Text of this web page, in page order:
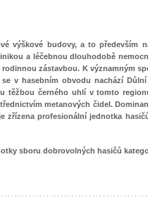
výškové budovy, a to především
a léčebnou dlouhodobě
zástavbou. K významným
v hasebním obvodu nachází
těžbou černého uhlí v tomto
metanových čidel.
zřízena profesionální jednotka
sboru dobrovolných hasičů